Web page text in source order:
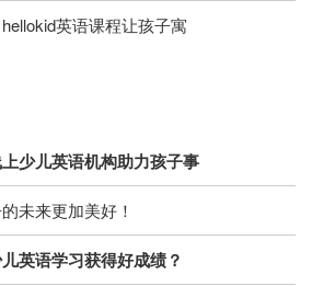
英语课程让孩子寓
少儿英语机构助力孩子事
未来更加美好！
英语学习获得好成绩？